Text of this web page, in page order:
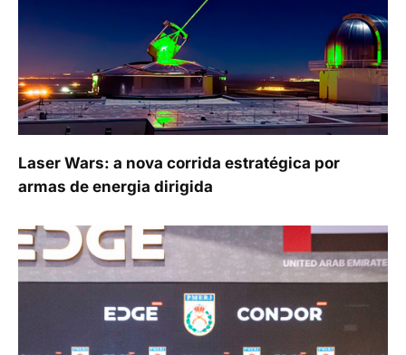
Laser Wars: a nova corrida estratégica por
armas de energia dirigida